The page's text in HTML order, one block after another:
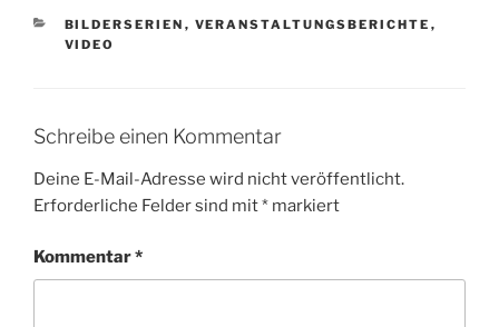
KATEGORIEN
BILDERSERIEN , VERANSTALTUNGSBERICHTE ,
VIDEO
Schreibe einen Kommentar
Deine E-Mail-Adresse wird nicht veröffentlicht.
Erforderliche Felder sind mit* markiert
Kommentar*